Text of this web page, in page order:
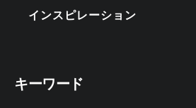
インスピレーション
キーワード